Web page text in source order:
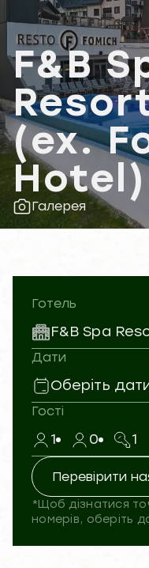
Галерея
F&B
(ex.
Hotel)
Готель
Дати
Оберіть
Гості
1 0 1
Перевірити
*Щоб дізнатися
номерів, оберіть